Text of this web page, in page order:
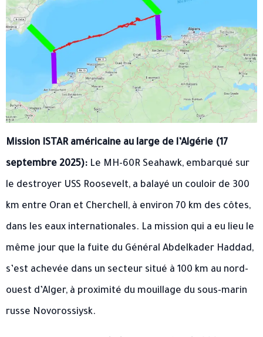
Mission ISTAR américaine au large de l’Algérie (17
septembre 2025): Le MH-60R Seahawk, embarqué sur
le destroyer USS Roosevelt, a balayé un couloir de 300
km entre Oran et Cherchell, à environ 70 km des côtes,
dans les eaux internationales. La mission qui a eu lieu le
même jour que la fuite du Général Abdelkader Haddad,
s’est achevée dans un secteur situé à 100 km au nord-
ouest d’Alger, à proximité du mouillage du sous-marin
russe Novorossiysk.